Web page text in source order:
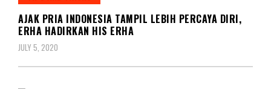
AJAK PRIA INDONESIA TAMPIL LEBIH PERCAYA DIRI,
ERHA HADIRKAN HIS ERHA
JULY 5, 2020